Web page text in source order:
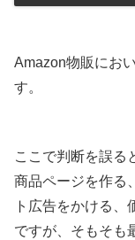
Amazon物販にお
す。
ここで判断を誤る
商品ページを作る
ト広告をかける
ですが、そもそも